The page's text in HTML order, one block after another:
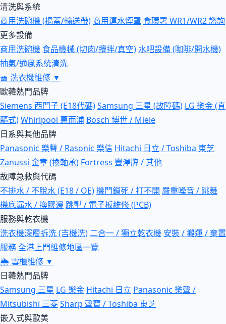
清洗與系統
商用洗碗機 (揭蓋/輸送帶) 商用運水煙罩 食環署 WR1/WR2 諮詢
更多設備
商用洗碗機 食品機械 (切肉/攪拌/真空)水吧設備 (咖啡/開水機)
抽氣/通風系統清洗
🧺 洗衣機維修 ▼
歐韓熱門品牌
Siemens 西門子 (E18代碼)Samsung 三星 (故障碼) LG 樂金 (直
驅式)Whirlpool 惠而浦 Bosch 博世 / Miele
日系與其他品牌
Panasonic 樂聲 / Rasonic 樂信 Hitachi 日立 / Toshiba 東芝
Zanussi 金章 (換軸承) Fortress 豐澤牌 / 其他
故障急救與代碼
不排水 / 不脫水 (E18 / OE)機門鎖死 / 打不開 嚴重噪音 / 跳舞
機底漏水 / 換膠邊跳掣 / 電子板維修 (PCB)
服務與乾衣機
洗衣機深層拆洗 (吉機洗) 二合一 / 獨立乾衣機 安裝 / 搬運 / 棄置
服務全港上門維修地區一覽
🌦 雪櫃維修 ▼
日韓熱門品牌
Samsung 三星 LG 樂金 Hitachi 日立 Panasonic 樂聲 /
Mitsubishi 三菱Sharp 聲寶 / Toshiba 東芝
嵌入式與歐美